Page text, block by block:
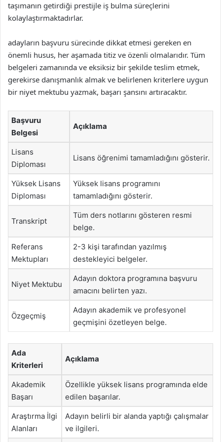
taşımanın getirdiği prestijle iş bulma süreçlerini
kolaylaştırmaktadırlar.
adayların başvuru sürecinde dikkat etmesi gereken en
önemli husus, her aşamada titiz ve özenli olmalarıdır. Tüm
belgeleri zamanında ve eksiksiz bir şekilde teslim etmek,
gerekirse danışmanlık almak ve belirlenen kriterlere uygun
bir niyet mektubu yazmak, başarı şansını artıracaktır.
Başvuru
Belgesi
Açıklama
Lisans
Diploması
Lisans öğrenimi tamamladığını gösterir.
Yüksek Lisans
Diploması
Yüksek lisans programını
tamamladığını gösterir.
Transkript
Tüm ders notlarını gösteren resmi
belge.
Referans
Mektupları
2-3 kişi tarafından yazılmış
destekleyici belgeler.
Niyet Mektubu
Adayın doktora programına başvuru
amacını belirten yazı.
Özgeçmiş
Adayın akademik ve profesyonel
geçmişini özetleyen belge.
Ada
Kriterleri
Açıklama
Akademik
Başarı
Özellikle yüksek lisans programında elde
edilen başarılar.
Araştırma İlgi
Alanları
Adayın belirli bir alanda yaptığı çalışmalar
ve ilgileri.